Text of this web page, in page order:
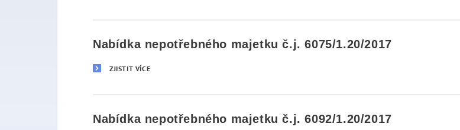
Nabídka nepotřebného majetku č.j. 6075/1.20/2017
ZJISTIT VÍCE
Nabídka nepotřebného majetku č.j. 6092/1.20/2017